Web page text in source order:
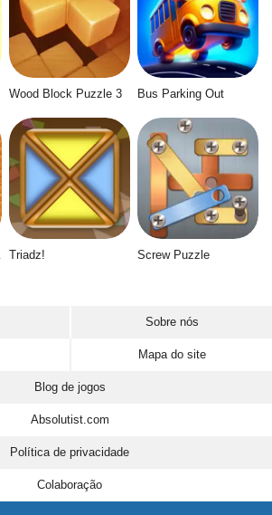
Wood Block Puzzle 3 Bus Parking Out
Triadz! Screw Puzzle
Sobre nós
Mapa do site
Blog de jogos
Absolutist.com
Política de privacidade
Colaboração